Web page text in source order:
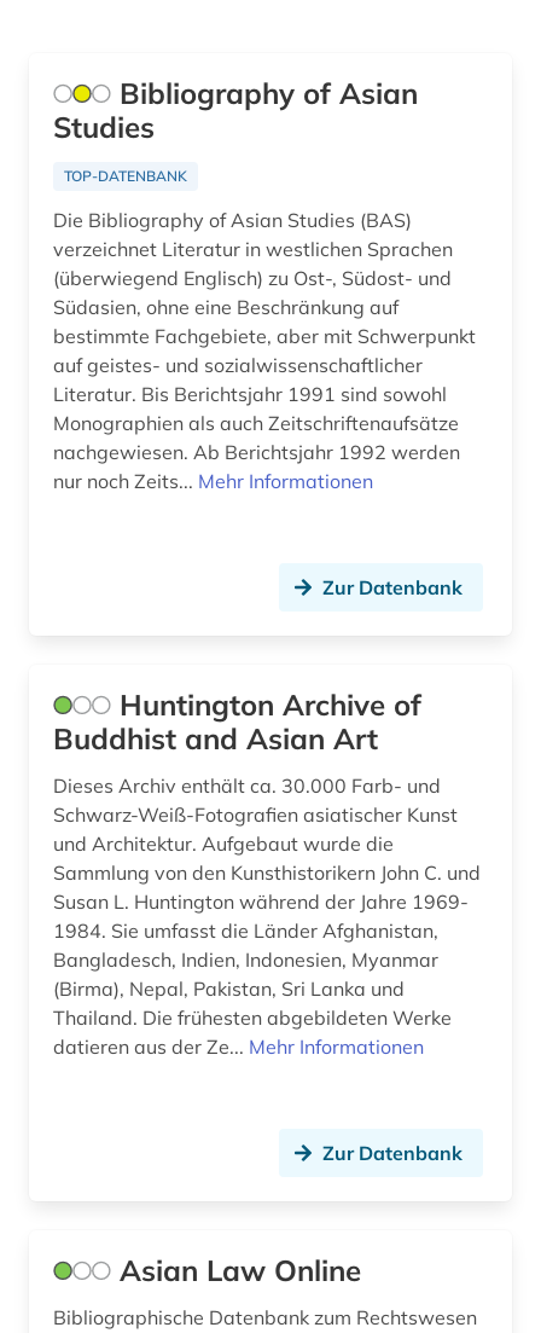
ozeanien (1)
paris (1)
pazifikraum (1)
pazifischer ozean (1)
philosophie (1)
plastik (1)
politik (4)
primärquelle (1)
qing dynastie (1)
religion (3)
romanistik (1)
science and technology studies (1)
sozialstatistik (1)
sozialwissenschaften (1)
streaming (2)
unternehmen (1)
usa (1)
Bibliography of Asian
Studies
TOP-DATENBANK
Die Bibliography of Asian Studies (BAS)
verzeichnet Literatur in westlichen Sprachen
(überwiegend Englisch) zu Ost-, Südost- und
Südasien, ohne eine Beschränkung auf
bestimmte Fachgebiete, aber mit Schwerpunkt
auf geistes- und sozialwissenschaftlicher
Literatur. Bis Berichtsjahr 1991 sind sowohl
Monographien als auch Zeitschriftenaufsätze
nachgewiesen. Ab Berichtsjahr 1992 werden
nur noch Zeits... Mehr Informationen
Zur Datenbank
Huntington Archive of
Buddhist and Asian Art
Dieses Archiv enthält ca. 30.000 Farb- und
Schwarz-Weiß-Fotografien asiatischer Kunst
und Architektur. Aufgebaut wurde die
Sammlung von den Kunsthistorikern John C. und
Susan L. Huntington während der Jahre 1969-
1984. Sie umfasst die Länder Afghanistan,
Bangladesch, Indien, Indonesien, Myanmar
(Birma), Nepal, Pakistan, Sri Lanka und
Thailand. Die frühesten abgebildeten Werke
datieren aus der Ze... Mehr Informationen
Zur Datenbank
Asian Law Online
Bibliographische Datenbank zum Rechtswesen